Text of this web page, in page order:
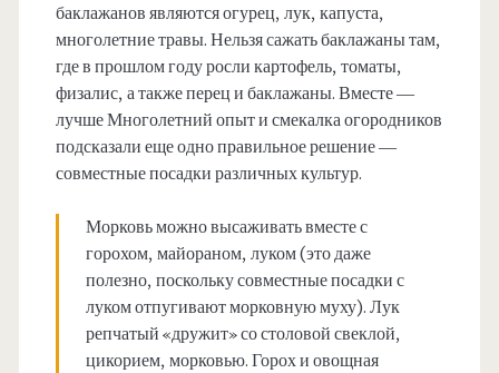
баклажанов являются огурец, лук, капуста,
многолетние травы. Нельзя сажать баклажаны там,
где в прошлом году росли картофель, томаты,
физалис, а также перец и баклажаны. Вместе —
лучше Многолетний опыт и смекалка огородников
подсказали еще одно правильное решение —
совместные посадки различных культур.
Морковь можно высаживать вместе с
горохом, майораном, луком (это даже
полезно, поскольку совместные посадки с
луком отпугивают морковную муху). Лук
репчатый «дружит» со столовой свеклой,
цикорием, морковью. Горох и овощная